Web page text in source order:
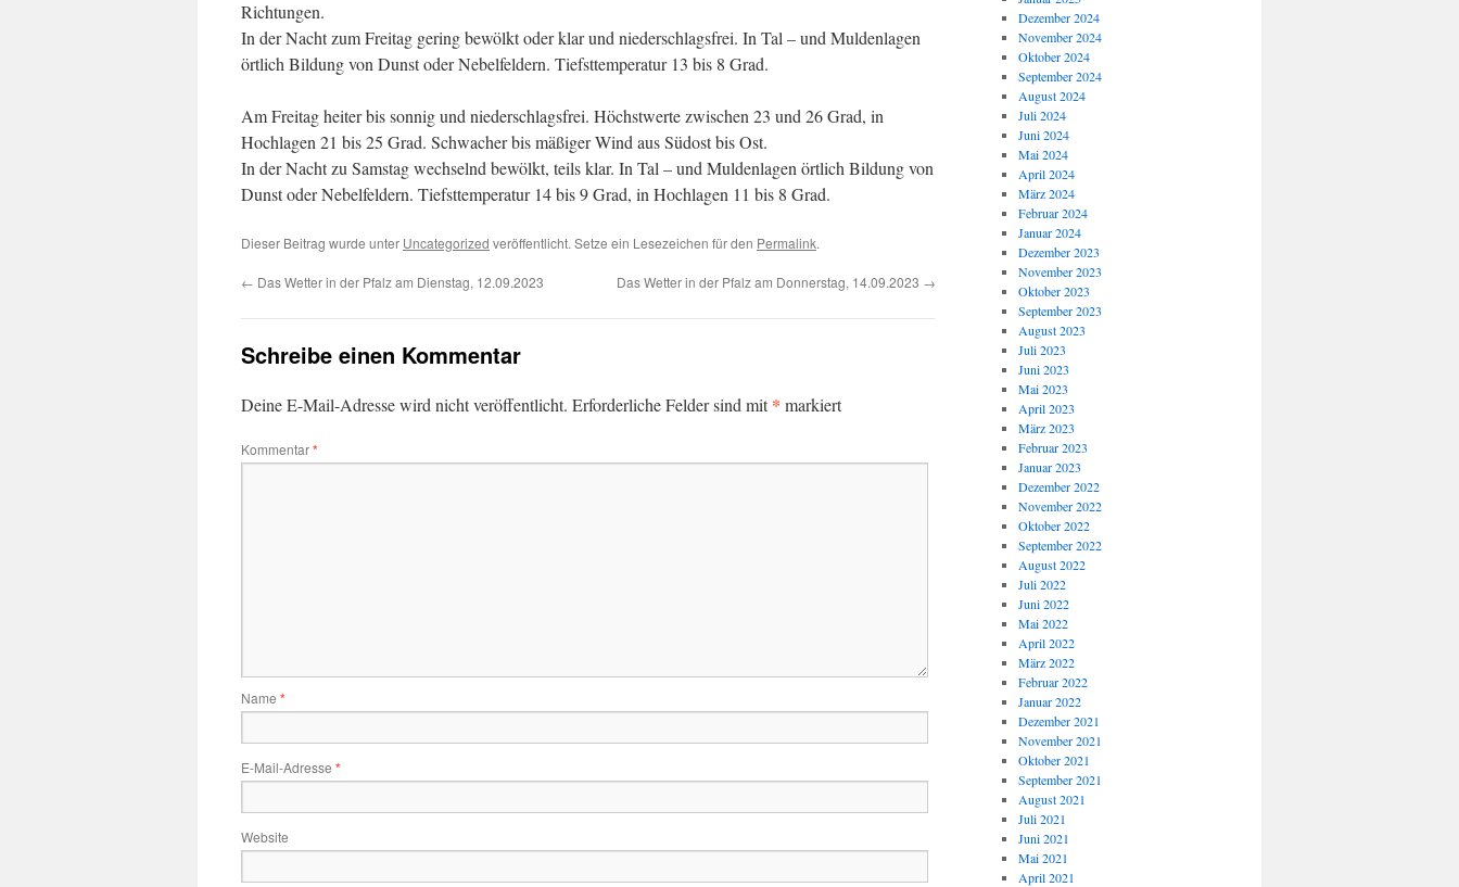
Richtungen.
In der Nacht zum Freitag gering bewölkt oder klar und niederschlagsfrei. In Tal – und Muldenlagen
örtlich Bildung von Dunst oder Nebelfeldern. Tiefsttemperatur 13 bis 8 Grad.
Am Freitag heiter bis sonnig und niederschlagsfrei. Höchstwerte zwischen 23 und 26 Grad, in
Hochlagen 21 bis 25 Grad. Schwacher bis mäßiger Wind aus Südost bis Ost.
In der Nacht zu Samstag wechselnd bewölkt, teils klar. In Tal – und Muldenlagen örtlich Bildung von
Dunst oder Nebelfeldern. Tiefsttemperatur 14 bis 9 Grad, in Hochlagen 11 bis 8 Grad.
Dieser Beitrag wurde unter Uncategorized veröffentlicht. Setze ein Lesezeichen für den Permalink.
← Das Wetter in der Pfalz am Dienstag, 12.09.2023 Das Wetter in der Pfalz am Donnerstag, 14.09.2023 →
Schreibe einen Kommentar
Deine E-Mail-Adresse wird nicht veröffentlicht. Erforderliche Felder sind mit* markiert
Kommentar*
Name *
E-Mail-Adresse *
Website
Dezember 2024
November 2024
Oktober 2024
September 2024
August 2024
Juli 2024
Juni 2024
Mai 2024
April 2024
März 2024
Februar 2024
Januar 2024
Dezember 2023
November 2023
Oktober 2023
September 2023
August 2023
Juli 2023
Juni 2023
Mai 2023
April 2023
März 2023
Februar 2023
Januar 2023
Dezember 2022
November 2022
Oktober 2022
September 2022
August 2022
Juli 2022
Juni 2022
Mai 2022
April 2022
März 2022
Februar 2022
Januar 2022
Dezember 2021
November 2021
Oktober 2021
September 2021
August 2021
Juli 2021
Juni 2021
Mai 2021
April 2021